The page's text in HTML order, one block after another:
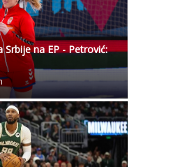
na EP - Petrović: